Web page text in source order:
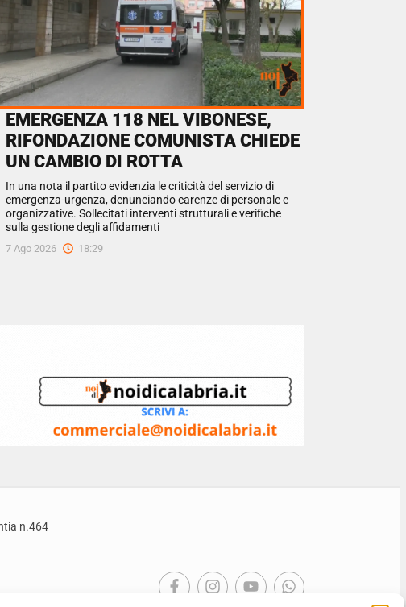
EMERGENZA 118 NEL VIBONESE,
RIFONDAZIONE COMUNISTA CHIEDE
UN CAMBIO DI ROTTA
In una nota il partito evidenzia le criticità del servizio di
emergenza-urgenza, denunciando carenze di personale e
organizzative. Sollecitati interventi strutturali e verifiche
sulla gestione degli affidamenti
7 Ago 2026 18:29
n.464